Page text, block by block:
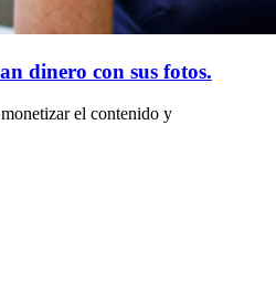
dinero con sus fotos.
el contenido y